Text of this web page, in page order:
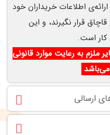
اطلاعات خریداران خود
قرار نگیرند، و این
کار است.
ملزم به رعایت موارد قانونی
ارسالی